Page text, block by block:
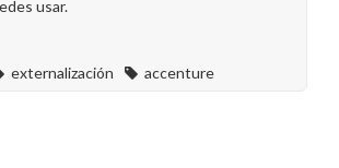
usar.
externalización accenture